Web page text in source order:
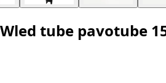
tube pavotube